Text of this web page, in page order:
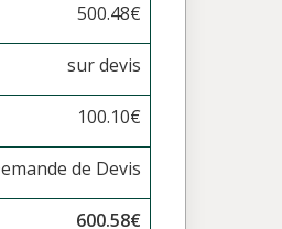
500.48€
sur devis
100.10€
de Devis
600.58€